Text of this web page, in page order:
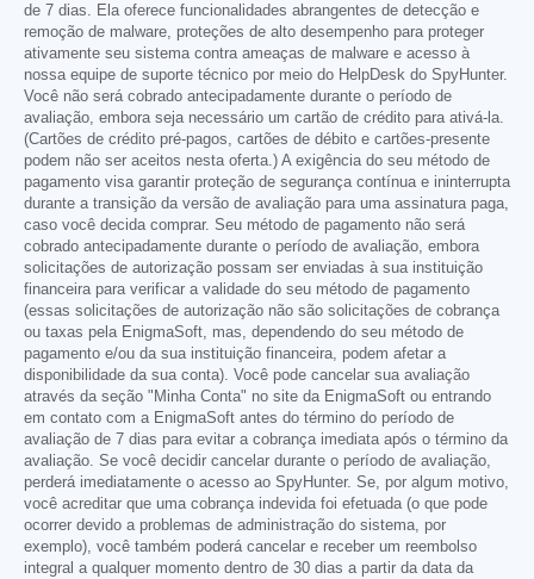
de 7 dias. Ela oferece funcionalidades abrangentes de detecção e
remoção de malware, proteções de alto desempenho para proteger
ativamente seu sistema contra ameaças de malware e acesso à
nossa equipe de suporte técnico por meio do HelpDesk do SpyHunter.
Você não será cobrado antecipadamente durante o período de
avaliação, embora seja necessário um cartão de crédito para ativá-la.
(Cartões de crédito pré-pagos, cartões de débito e cartões-presente
podem não ser aceitos nesta oferta.) A exigência do seu método de
pagamento visa garantir proteção de segurança contínua e ininterrupta
durante a transição da versão de avaliação para uma assinatura paga,
caso você decida comprar. Seu método de pagamento não será
cobrado antecipadamente durante o período de avaliação, embora
solicitações de autorização possam ser enviadas à sua instituição
financeira para verificar a validade do seu método de pagamento
(essas solicitações de autorização não são solicitações de cobrança
ou taxas pela EnigmaSoft, mas, dependendo do seu método de
pagamento e/ou da sua instituição financeira, podem afetar a
disponibilidade da sua conta). Você pode cancelar sua avaliação
através da seção "Minha Conta" no site da EnigmaSoft ou entrando
em contato com a EnigmaSoft antes do término do período de
avaliação de 7 dias para evitar a cobrança imediata após o término da
avaliação. Se você decidir cancelar durante o período de avaliação,
perderá imediatamente o acesso ao SpyHunter. Se, por algum motivo,
você acreditar que uma cobrança indevida foi efetuada (o que pode
ocorrer devido a problemas de administração do sistema, por
exemplo), você também poderá cancelar e receber um reembolso
integral a qualquer momento dentro de 30 dias a partir da data da